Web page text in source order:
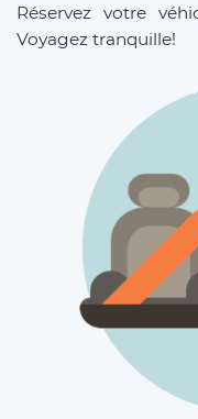
Réservez votre
Voyagez tranquille!